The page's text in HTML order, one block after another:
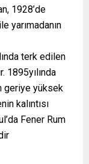
1928’de
yarımadanın
terk edilen
1895yılında
geriye yüksek
kalıntısı
Fener Rum